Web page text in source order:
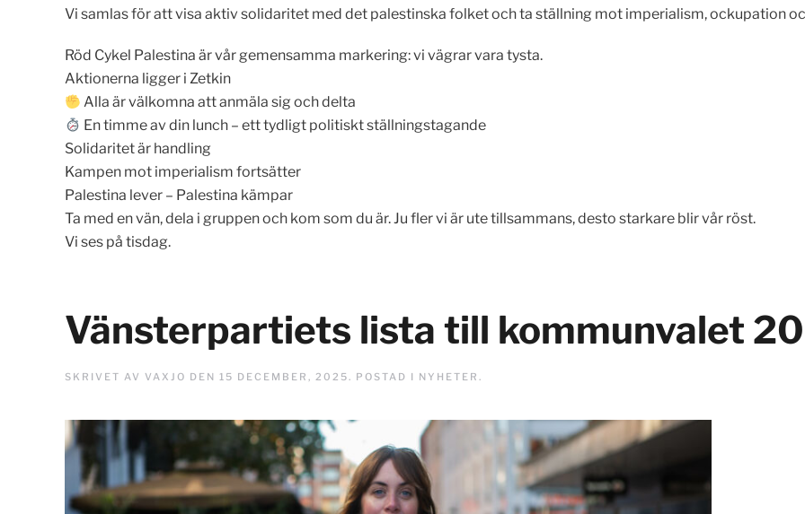
Vi samlas för att visa aktiv solidaritet med det palestinska folket och ta ställning mot imperialism, ockupation
Röd Cykel Palestina är vår gemensamma markering: vi vägrar vara tysta.
Aktionerna ligger i Zetkin
Alla är välkomna att anmäla sig och delta
En timme av din lunch – ett tydligt politiskt ställningstagande
Solidaritet är handling
Kampen mot imperialism fortsätter
Palestina lever – Palestina kämpar
Ta med en vän, dela i gruppen och kom som du är. Ju fler vi är ute tillsammans, desto starkare blir vår röst.
Vi ses på tisdag.
Vänsterpartiets lista till kommunvalet
SKRIVET AV VAXJO DEN 15 DECEMBER, 2025. POSTAD I NYHETER .